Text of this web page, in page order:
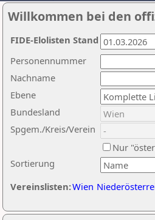
Willkommen bei den
Nachname
Ebene
Sortierung
Personennummer
Bundesland
Spgem./Kreis/Verein
Nur
Vereinslisten:Wien
FIDE-Elolisten Stand